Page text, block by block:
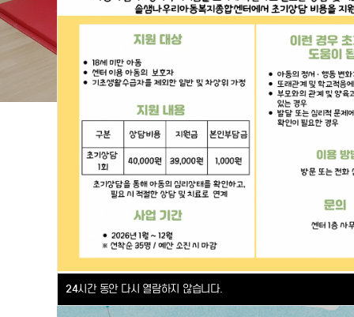
24시간 동안 다시 열람하지 않습니다.